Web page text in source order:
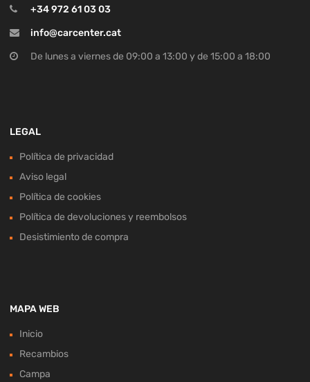
+34 972 61 03 03
info@carcenter.cat
De lunes a viernes de 09:00 a 13:00 y de 15:00 a 18:00
LEGAL
Política de privacidad
Aviso legal
Política de cookies
Política de devoluciones y reembolsos
Desistimiento de compra
MAPA WEB
Inicio
Recambios
Campa